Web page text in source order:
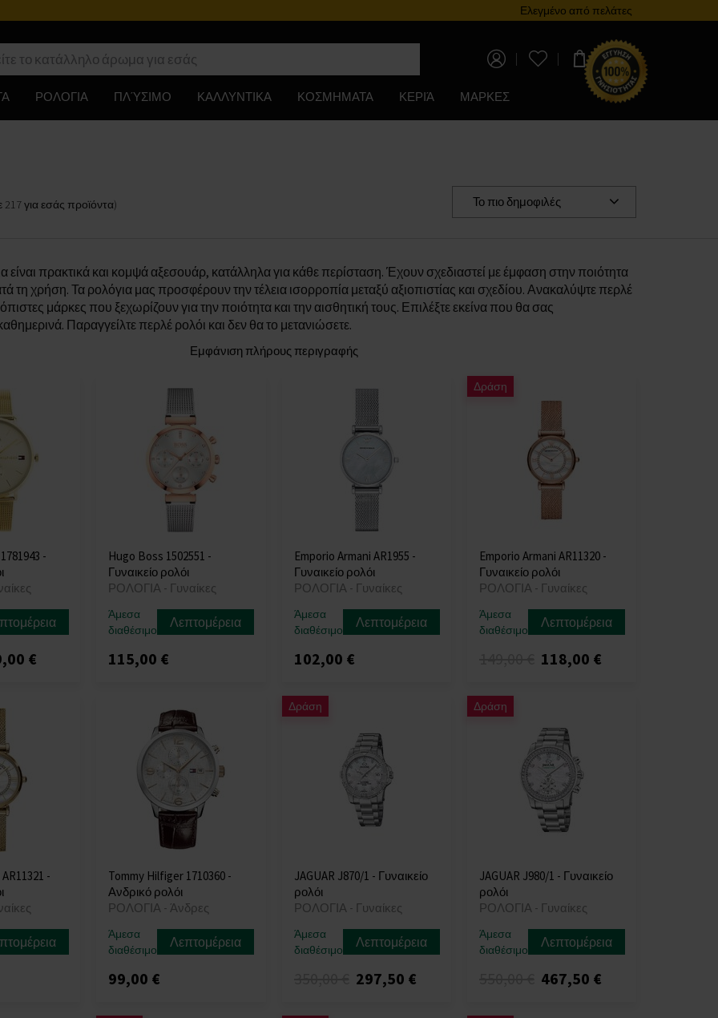
Πρόγραμμα επιβράβευσηςΕλεγμένο από πελάτες
0,00 €
ΡΟΛΟΓΙΑ ΠΛΎΣΙΜΟ ΚΑΛΛΥΝΤΙΚΑ ΚΟΣΜΗΜΑΤΑ ΚΕΡΙΆ ΜΑΡΚΕΣ
217για εσάς προϊόντα) Το πιο δημοφιλές
είναι πρακτικά και κομψά αξεσουάρ, κατάλληλα για κάθε περίσταση. Έχουν σχεδιαστεί με έμφαση στην ποιότητα
τη χρήση. Τα ρολόγια μας προσφέρουν την τέλεια ισορροπία μεταξύ αξιοπιστίας και σχεδίου. Ανακαλύψτε περλέ
μάρκες που ξεχωρίζουν για την ποιότητα και την αισθητική τους. Επιλέξτε εκείνα που θα σας
Παραγγείλτε περλέ ρολόι και δεν θα το μετανιώσετε.
Εμφάνιση πλήρους περιγραφής
-
€
Hugo Boss 1502551 -
Γυναικείο ρολόι
ΡΟΛΟΓΙΑ - Γυναίκες
Άμεσα
διαθέσιμο
Λεπτομέρεια
115,00 €
Emporio Armani AR1955 -
Γυναικείο ρολόι
ΡΟΛΟΓΙΑ - Γυναίκες
Άμεσα
διαθέσιμο
Λεπτομέρεια
102,00 €
Δράση
Emporio Armani AR11320 -
Γυναικείο ρολόι
ΡΟΛΟΓΙΑ - Γυναίκες
Άμεσα
διαθέσιμο
Λεπτομέρεια
118,00 €
-
Tommy Hilfiger 1710360 -
Ανδρικό ρολόι
ΡΟΛΟΓΙΑ - Άνδρες
Άμεσα
διαθέσιμο
Λεπτομέρεια
99,00 €
Δράση
JAGUAR J870/1 - Γυναικείο
ρολόι
ΡΟΛΟΓΙΑ - Γυναίκες
Άμεσα
διαθέσιμο
Λεπτομέρεια
297,50 €
Δράση
JAGUAR J980/1 - Γυναικείο
ρολόι
ΡΟΛΟΓΙΑ - Γυναίκες
Άμεσα
διαθέσιμο
Λεπτομέρεια
467,50 €